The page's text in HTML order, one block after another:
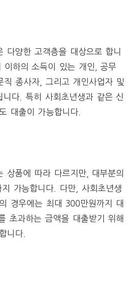
다양한 고객층을 대상으로 합니
하의 소득이 있는 개인, 공무
직 종사자, 그리고 개인사업자 및
니다. 특히 사회초년생과 같은 신
대출이 가능합니다.
상품에 따라 다르지만, 대부분의
가능합니다. 다만, 사회초년생
경우에는 최대 300만원까지 대
초과하는 금액을 대출받기 위해
니다.